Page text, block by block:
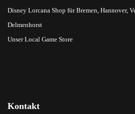
Disney Lorcana Shop für Bremen, Hannover,
Delmenhorst
Unser Local Game Store
Kontakt